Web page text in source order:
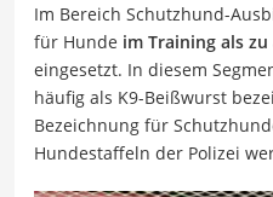
Im Bereich Schutzhund-
für Hunde im Training als
eingesetzt. In diesem
häufig als K9-Beißwurst
Bezeichnung für
Hundestaffeln der Polizei